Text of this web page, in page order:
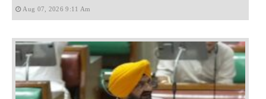
Aug 07, 2026 9:11 Am